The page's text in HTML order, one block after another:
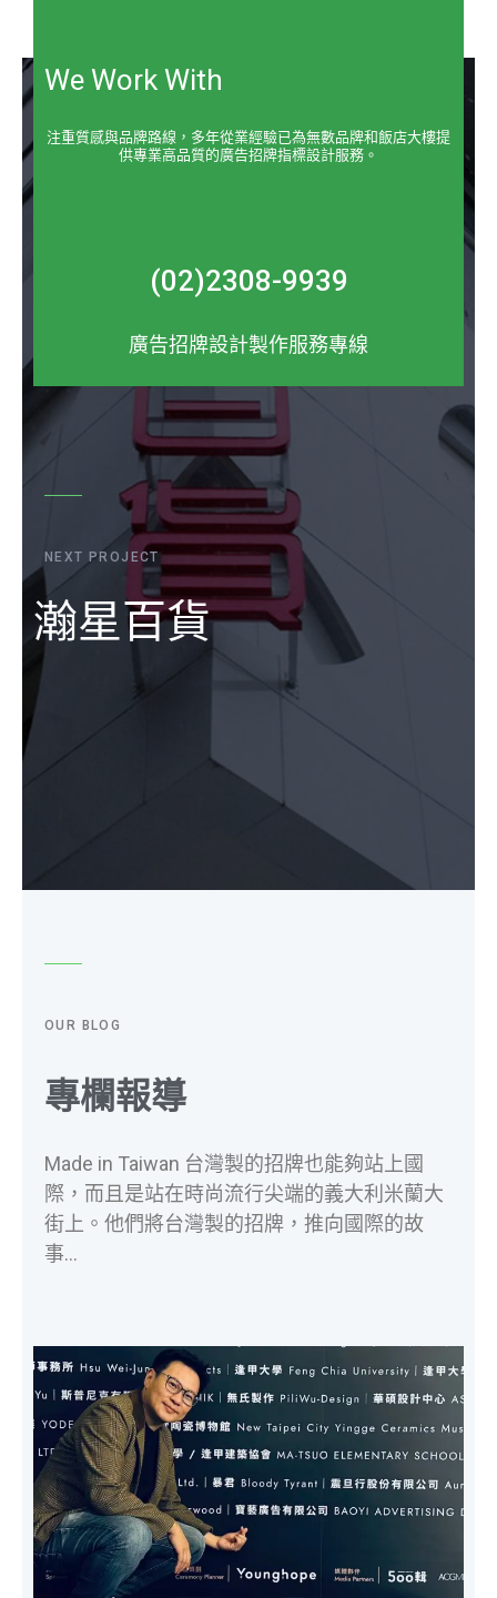
We Work With
注重質感與品牌路線，多年從業經驗已為無數品牌和飯店大樓提
供專業高品質的廣告招牌指標設計服務。
(02)2308-9939
廣告招牌設計製作服務專線
NEXT PROJECT
瀚星百貨
OUR BLOG
專欄報導
Made in Taiwan 台灣製的招牌也能夠站上國
際，而且是站在時尚流行尖端的義大利米蘭大
街上。他們將台灣製的招牌，推向國際的故
事…